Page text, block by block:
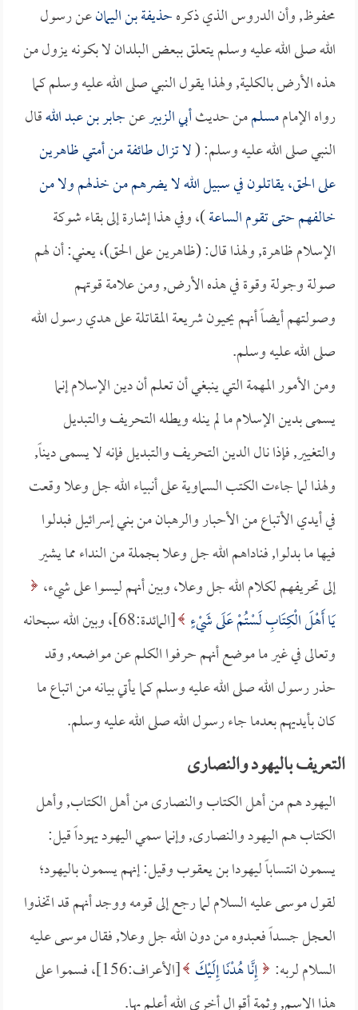
محفوظ, وأن الدروس الذي ذكرهحذيفة بن اليمانعن رسول
الله صلى الله عليه وسلم يتعلق ببعض البلدان لا بكونه يزول من
هذه الأرض بالكلية, ولهذا يقول النبي صلى الله عليه وسلم كما
رواه الإماممسلممن حديثأبي الزبيرعنجابر بن عبد اللهقال
النبي صلى الله عليه وسلم: (لا تزال طائفة من أمتي ظاهرين
على الحق، يقاتلون في سبيل الله لا يضرهم من خذلهم ولا من
خالفهم حتى تقوم الساعة)، وفي هذا إشارة إلى بقاء شوكة
الإسلام ظاهرة, ولهذا قال: (ظاهرين على الحق)، يعني: أن لهم
صولة وجولة وقوة في هذه الأرض, ومن علامة قوتهم
وصولتهم أيضاً أنهم يحيون شريعة المقاتلة على هدي رسول الله
صلى الله عليه وسلم.
ومن الأمور المهمة التي ينبغي أن تعلم أن دين الإسلام إنما
يسمى بدين الإسلام ما لم ينله ويطله التحريف والتبديل
والتغيير, فإذا نال الدين التحريف والتبديل فإنه لا يسمى ديناً,
ولهذا لما جاءت الكتب السماوية على أنبياء الله جل وعلا وقعت
في أيدي الأتباع من الأحبار والرهبان من بني إسرائيل فبدلوا
فيها ما بدلوا, فناداهم الله جل وعلا بجملة من النداء مما يشير
إلى تحريفهم لكلام الله جل وعلا، وبين أنهم ليسوا على شيء،
يَا أَهْلَ الْكِتَابِ لَسْتُمْ عَلَى شَيْءٍ
[المائدة:68]، وبين الله سبحانه
وتعالى في غير ما موضع أنهم حرفوا الكلم عن مواضعه, وقد
حذر رسول الله صلى الله عليه وسلم كما يأتي بيانه من اتباع ما
كان بأيديهم بعدما جاء رسول الله صلى الله عليه وسلم.
التعريف باليهود والنصارى
اليهود هم من أهل الكتاب والنصارى من أهل الكتاب, وأهل
الكتاب هم اليهود والنصارى, وإنما سمي اليهود يهوداً قيل:
يسمون انتساباً ليهودا بن يعقوب وقيل: إنهم يسمون باليهود؛
لقول موسى عليه السلام لما رجع إلى قومه ووجد أنهم قد اتخذوا
العجل جسداً فعبدوه من دون الله جل وعلا, فقال موسى عليه
السلام لربه: إِنَّا هُدْنَا إِلَيْكَ
[الأعراف:156]، فسموا على